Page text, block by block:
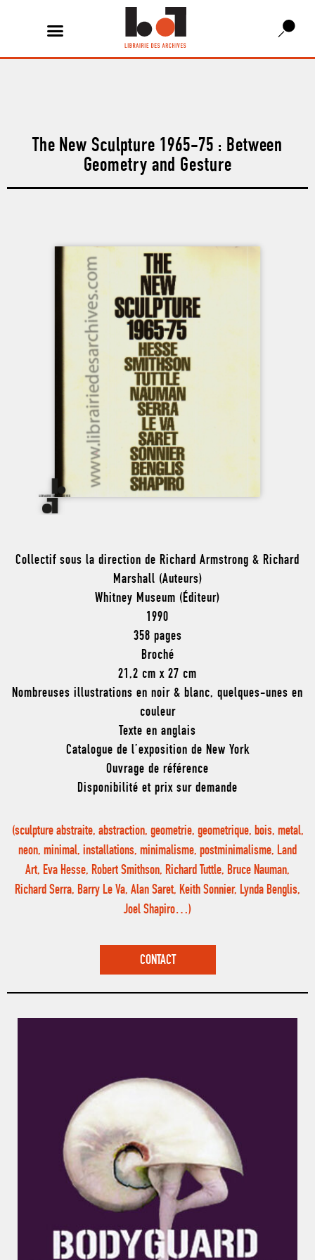
The New Sculpture 1965-75 : Between
Geometry and Gesture
Collectif sous la direction de Richard Armstrong & Richard
Marshall (Auteurs)
Whitney Museum (Éditeur)
1990
358 pages
Broché
21,2 cm x 27 cm
Nombreuses illustrations en noir & blanc, quelques-unes en
couleur
Texte en anglais
Catalogue de l’exposition de New York
Ouvrage de référence
Disponibilité et prix sur demande
(sculpture abstraite, abstraction, geometrie, geometrique, bois, metal,
neon, minimal, installations, minimalisme, postminimalisme, Land
Art, Eva Hesse, Robert Smithson, Richard Tuttle, Bruce Nauman,
Richard Serra, Barry Le Va, Alan Saret, Keith Sonnier, Lynda Benglis,
Joel Shapiro…)
CONTACT